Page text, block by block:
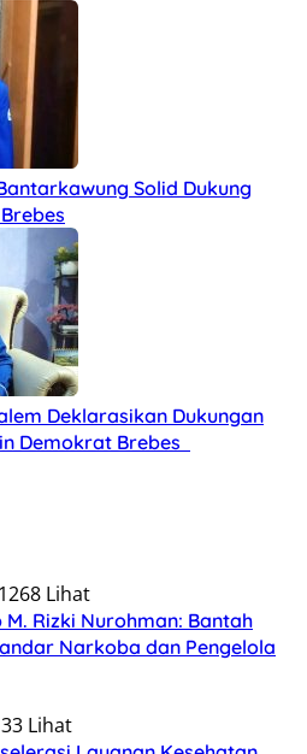
Solid Dukung
Deklarasikan Dukungan
Demokrat Brebes
1268 Lihat
Rizki Nurohman: Bantah
Narkoba dan Pengelola
Lihat